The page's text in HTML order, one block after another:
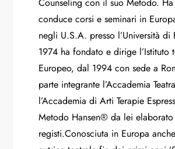
conduce corsi e seminari in
negli U.S.A. presso l’Università di
1974 ha fondato e dirige l’Istituto
Europeo, dal 1994 con sede a
parte integrante l’Accademia
l’Accademia di Arti Terapie
Metodo Hansen® da lei
registi.Conosciuta in Europa